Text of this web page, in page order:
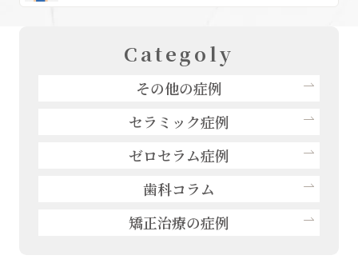
Categoly
その他の症例
セラミック症例
ゼロセラム症例
歯科コラム
矯正治療の症例